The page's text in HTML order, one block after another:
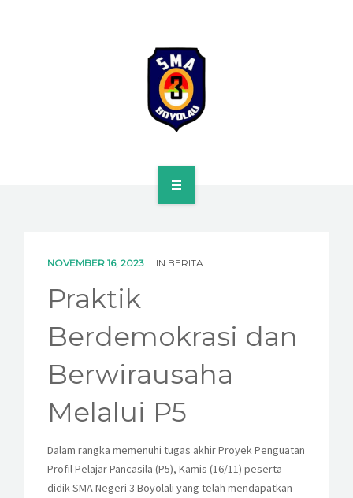
NOVEMBER 16, 2023 IN BERITA
Praktik
Berdemokrasi dan
Berwirausaha
Melalui P5
Dalam rangka memenuhi tugas akhir Proyek Penguatan
Profil Pelajar Pancasila (P5), Kamis (16/11) peserta
didik SMA Negeri 3 Boyolali yang telah mendapatkan